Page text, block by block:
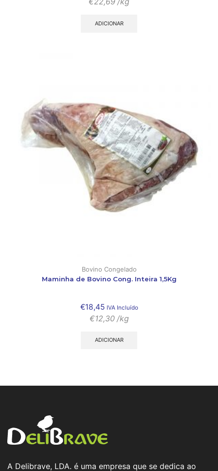
ADICIONAR
Bovino Congelado
Maminha de Bovino Cong. Inteira 1,5Kg
€18,45 IVA Incluído
€12,30 /kg
ADICIONAR
A Delibrave, LDA. é uma empresa que se dedica ao